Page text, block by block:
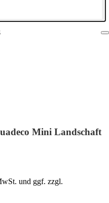
Mini Landschaft
und ggf. zzgl.